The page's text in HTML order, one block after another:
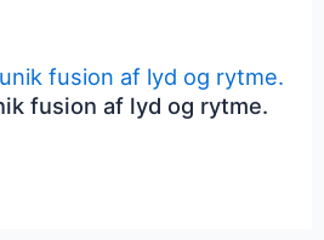
fusion af lyd og rytme.